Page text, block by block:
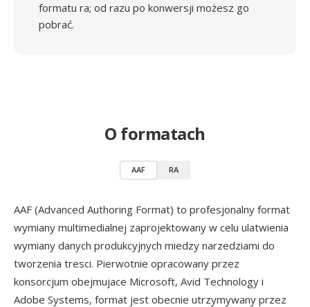
formatu ra; od razu po konwersji możesz go
pobrać.
O formatach
AAF RA
AAF (Advanced Authoring Format) to profesjonalny format
wymiany multimedialnej zaprojektowany w celu ulatwienia
wymiany danych produkcyjnych miedzy narzedziami do
tworzenia tresci. Pierwotnie opracowany przez
konsorcjum obejmujace Microsoft, Avid Technology i
Adobe Systems, format jest obecnie utrzymywany przez